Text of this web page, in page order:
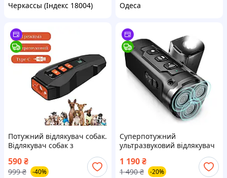
Черкассы (Індекс 18004)
Одеса
Потужний відлякувач собак.
Відлякувач собак з
ліхтариком. Ультразвуковий
відлякувач собак. Пристрій
для відлякування собак
590₴
999 ₴ -40%
Суперпотужний
ультразвуковий відлякувач
собак ХР30 (Black) радіус до
15м, ліхтар, 3 режима, на
акамуляторі
1 190₴
1 490 ₴ -20%